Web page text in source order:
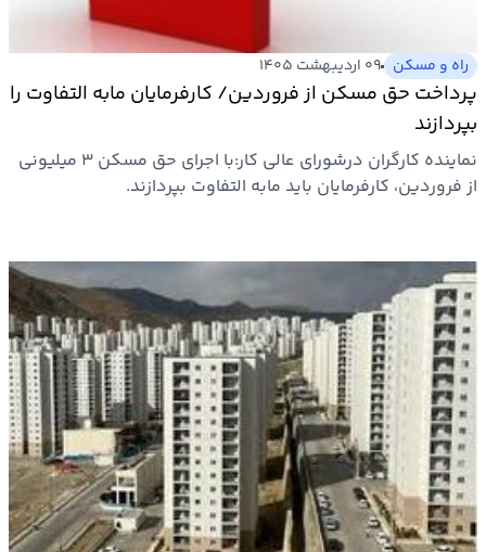
عمومی
نوتیف
شناور
راه و مسکن ۰۹ اردیبهشت ۱۴۰۵
پرداخت حق مسکن از فروردین/ کارفرمایان مابه التفاوت را
بپردازند
نماینده کارگران درشورای عالی کار:با اجرای حق مسکن ۳ میلیونی
از فروردین، کارفرمایان باید مابه التفاوت بپردازند.